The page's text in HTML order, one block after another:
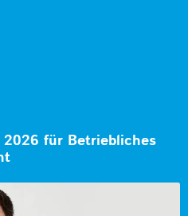
für Betriebliches